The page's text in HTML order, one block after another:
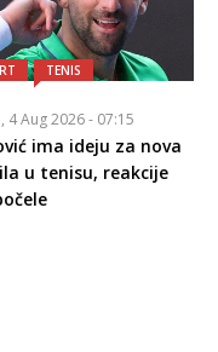
TENIS
4 Aug 2026 - 07:15
ima ideju za nova
u tenisu, reakcije